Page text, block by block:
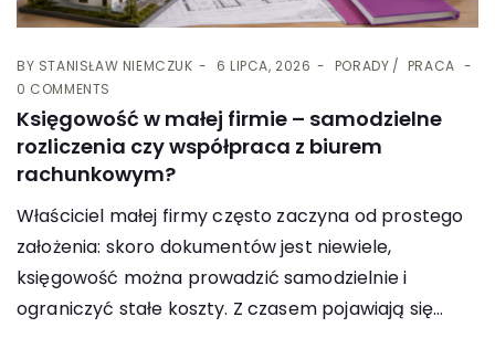
BY STANISŁAW NIEMCZUK 6 LIPCA, 2026 PORADY
PRACA
0 COMMENTS
Księgowość w małej firmie – samodzielne
rozliczenia czy współpraca z biurem
rachunkowym?
Właściciel małej firmy często zaczyna od prostego
założenia: skoro dokumentów jest niewiele,
księgowość można prowadzić samodzielnie i
ograniczyć stałe koszty. Z czasem pojawiają się...